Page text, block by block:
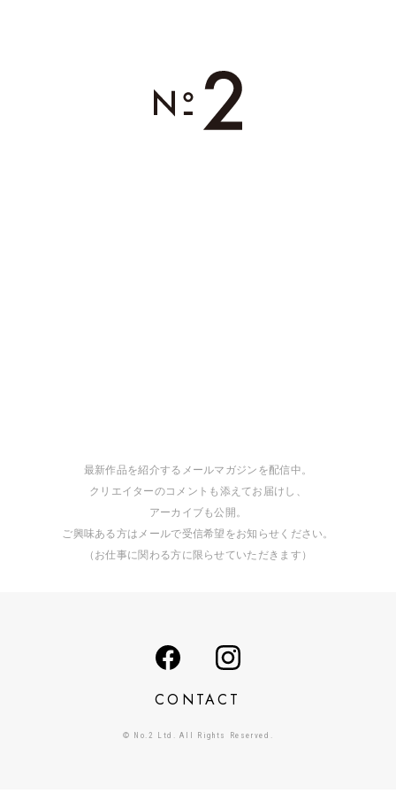
最新作品を紹介するメールマガジンを配信中。
クリエイターのコメントも添えてお届けし、
アーカイブも公開。
ご興味ある方はメールで受信希望をお知らせください。
（お仕事に関わる方に限らせていただきます）
CONTACT
© No.2 Ltd. All Rights Reserved.